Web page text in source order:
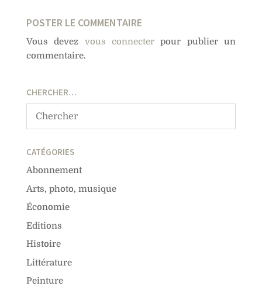
POSTER LE COMMENTAIRE
Vous devez vous connecter pour publier un
commentaire.
CHERCHER…
CATÉGORIES
Abonnement
Arts, photo, musique
Économie
Editions
Histoire
Littérature
Peinture